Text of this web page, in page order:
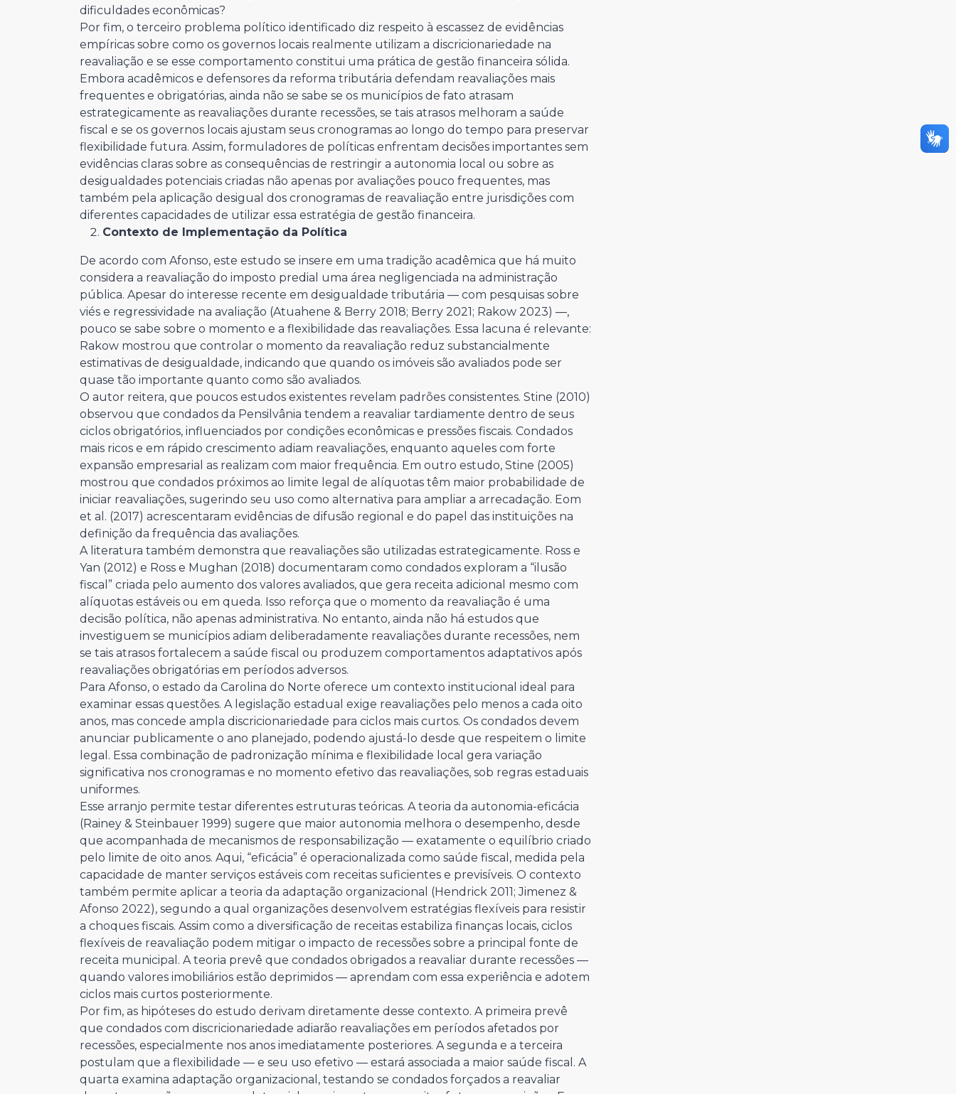
dificuldades econômicas?
Por fim, o terceiro problema político identificado diz respeito à escassez de evidências
empíricas sobre como os governos locais realmente utilizam a discricionariedade na
reavaliação e se esse comportamento constitui uma prática de gestão financeira sólida.
Embora acadêmicos e defensores da reforma tributária defendam reavaliações mais
frequentes e obrigatórias, ainda não se sabe se os municípios de fato atrasam
estrategicamente as reavaliações durante recessões, se tais atrasos melhoram a saúde
fiscal e se os governos locais ajustam seus cronogramas ao longo do tempo para preservar
flexibilidade futura. Assim, formuladores de políticas enfrentam decisões importantes sem
evidências claras sobre as consequências de restringir a autonomia local ou sobre as
desigualdades potenciais criadas não apenas por avaliações pouco frequentes, mas
também pela aplicação desigual dos cronogramas de reavaliação entre jurisdições com
diferentes capacidades de utilizar essa estratégia de gestão financeira.
Contexto de Implementação da Política
De acordo com Afonso, este estudo se insere em uma tradição acadêmica que há muito
considera a reavaliação do imposto predial uma área negligenciada na administração
pública. Apesar do interesse recente em desigualdade tributária — com pesquisas sobre
viés e regressividade na avaliação (Atuahene & Berry 2018; Berry 2021; Rakow 2023) —,
pouco se sabe sobre o momento e a flexibilidade das reavaliações. Essa lacuna é relevante:
Rakow mostrou que controlar o momento da reavaliação reduz substancialmente
estimativas de desigualdade, indicando que quando os imóveis são avaliados pode ser
quase tão importante quanto como são avaliados.
O autor reitera, que poucos estudos existentes revelam padrões consistentes. Stine (2010)
observou que condados da Pensilvânia tendem a reavaliar tardiamente dentro de seus
ciclos obrigatórios, influenciados por condições econômicas e pressões fiscais. Condados
mais ricos e em rápido crescimento adiam reavaliações, enquanto aqueles com forte
expansão empresarial as realizam com maior frequência. Em outro estudo, Stine (2005)
mostrou que condados próximos ao limite legal de alíquotas têm maior probabilidade de
iniciar reavaliações, sugerindo seu uso como alternativa para ampliar a arrecadação. Eom
et al. (2017) acrescentaram evidências de difusão regional e do papel das instituições na
definição da frequência das avaliações.
A literatura também demonstra que reavaliações são utilizadas estrategicamente. Ross e
Yan (2012) e Ross e Mughan (2018) documentaram como condados exploram a “ilusão
fiscal” criada pelo aumento dos valores avaliados, que gera receita adicional mesmo com
alíquotas estáveis ou em queda. Isso reforça que o momento da reavaliação é uma
decisão política, não apenas administrativa. No entanto, ainda não há estudos que
investiguem se municípios adiam deliberadamente reavaliações durante recessões, nem
se tais atrasos fortalecem a saúde fiscal ou produzem comportamentos adaptativos após
reavaliações obrigatórias em períodos adversos.
Para Afonso, o estado da Carolina do Norte oferece um contexto institucional ideal para
examinar essas questões. A legislação estadual exige reavaliações pelo menos a cada oito
anos, mas concede ampla discricionariedade para ciclos mais curtos. Os condados devem
anunciar publicamente o ano planejado, podendo ajustá-lo desde que respeitem o limite
legal. Essa combinação de padronização mínima e flexibilidade local gera variação
significativa nos cronogramas e no momento efetivo das reavaliações, sob regras estaduais
uniformes.
Esse arranjo permite testar diferentes estruturas teóricas. A teoria da autonomia-eficácia
(Rainey & Steinbauer 1999) sugere que maior autonomia melhora o desempenho, desde
que acompanhada de mecanismos de responsabilização — exatamente o equilíbrio criado
pelo limite de oito anos. Aqui, “eficácia” é operacionalizada como saúde fiscal, medida pela
capacidade de manter serviços estáveis com receitas suficientes e previsíveis. O contexto
também permite aplicar a teoria da adaptação organizacional (Hendrick 2011; Jimenez &
Afonso 2022), segundo a qual organizações desenvolvem estratégias flexíveis para resistir
a choques fiscais. Assim como a diversificação de receitas estabiliza finanças locais, ciclos
flexíveis de reavaliação podem mitigar o impacto de recessões sobre a principal fonte de
receita municipal. A teoria prevê que condados obrigados a reavaliar durante recessões —
quando valores imobiliários estão deprimidos — aprendam com essa experiência e adotem
ciclos mais curtos posteriormente.
Por fim, as hipóteses do estudo derivam diretamente desse contexto. A primeira prevê
que condados com discricionariedade adiarão reavaliações em períodos afetados por
recessões, especialmente nos anos imediatamente posteriores. A segunda e a terceira
postulam que a flexibilidade — e seu uso efetivo — estará associada a maior saúde fiscal. A
quarta examina adaptação organizacional, testando se condados forçados a reavaliar